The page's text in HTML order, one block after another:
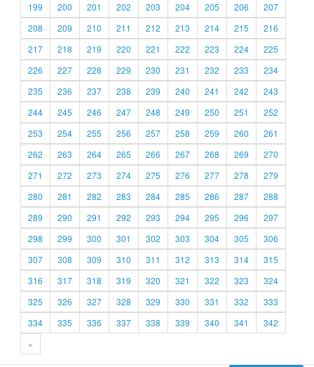
199
200 201 202 203 204 205 206
207
208
209 210 211 212 213 214 215
216
217
218 219 220 221 222 223 224
225
226
227 228 229 230 231 232 233
234
235
236 237 238 239 240 241 242
243
244
245 246 247 248 249 250 251
252
253
254 255 256 257 258 259 260
261
262
263 264 265 266 267 268 269
270
271
272 273 274 275 276 277 278
279
280
281 282 283 284 285 286 287
288
289
290 291 292 293 294 295 296
297
298
299 300 301 302 303 304 305
306
307
308 309 310 311 312 313 314
315
316
317 318 319 320 321 322 323
324
325
326 327 328 329 330 331 332
333
334
335 336 337 338 339 340 341
342
»